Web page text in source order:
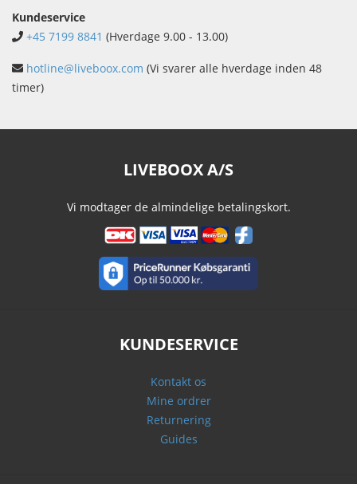
Kundeservice
+45 7199 8841 (Hverdage 9.00 - 13.00)
hotline@liveboox.com (Vi svarer alle hverdage inden 48
timer)
LIVEBOOX A/S
Vi modtager de almindelige betalingskort.
KUNDESERVICE
Kontakt os
Mine ordrer
Returnering
Guides